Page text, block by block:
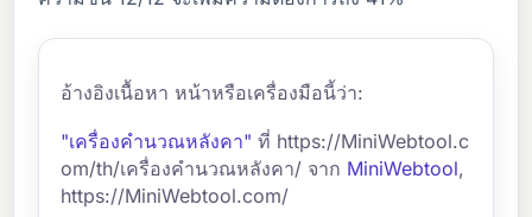
อ้างอิงเนื้อหา หน้าหรือเครื่องมือนี้ว่า:
"เครื่องคำนวณหลังคา" ที่ https://MiniWebtool.c
om/th/เครื่องคำนวณหลังคา/ จาก MiniWebtool,
https://MiniWebtool.com/